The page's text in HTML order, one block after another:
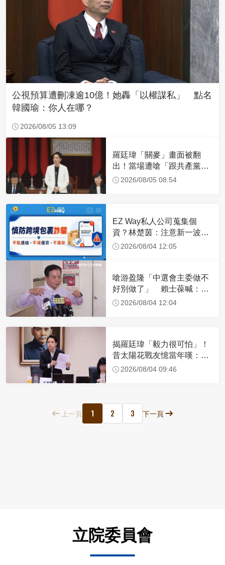
公視預算遭刪凍逾10億！她轟「以權謀私」 點名
韓國瑜：你人在哪？
2026/08/05 13:09
羅廷瑋「關麥」畫面被翻
出！當場遭嗆「跟共產黨一
樣」 網轟：沒水準
2026/08/05 08:54
EZ Way私人公司蒐集個
資？林楚茵：注意新一波網
軍假訊息
2026/08/04 12:05
嗆游盈隆「中選會主委做不
好別做了」 賴士葆喊：去
看看美國公投
2026/08/04 12:04
揭羅廷瑋「毅力很可怕」！
昔太陽花戰友憶當年嘆：現
在我不認識他了
2026/08/04 09:46
上一頁 1 2 3 下一頁
立院委員會